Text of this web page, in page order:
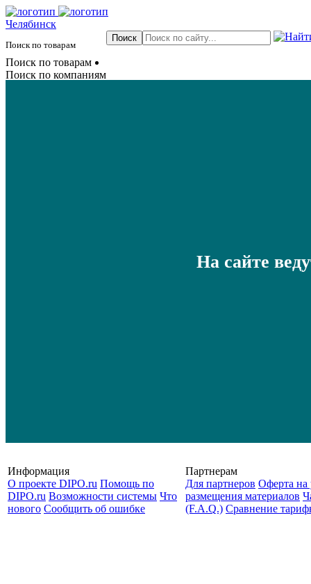
Челябинск
Поиск по товарам
Поиск по товарам
Поиск по компаниям
На сайте
Информация
О проекте DIPO.ru Помощь по
DIPO.ru Возможности системы Что
нового Сообщить об ошибке
Партнерам
Для партнеров Оферта на
размещения материалов
(F.A.Q.) Cравнение